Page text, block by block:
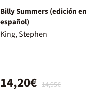
Billy Summers (edición en
español)
King, Stephen
14,95€
14,20€